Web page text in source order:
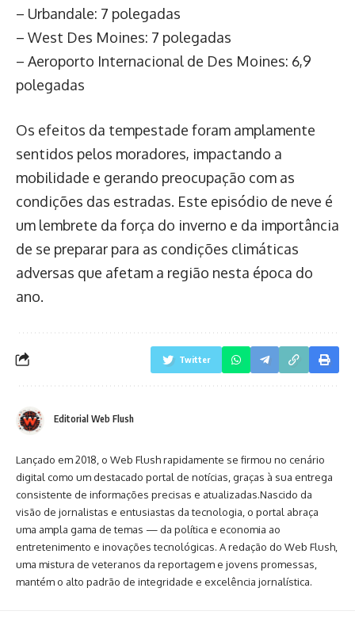
– Urbandale: 7 polegadas
– West Des Moines: 7 polegadas
– Aeroporto Internacional de Des Moines: 6,9
polegadas
Os efeitos da tempestade foram amplamente
sentidos pelos moradores, impactando a
mobilidade e gerando preocupação com as
condições das estradas. Este episódio de neve é
um lembrete da força do inverno e da importância
de se preparar para as condições climáticas
adversas que afetam a região nesta época do
ano.
Twitter
Editorial Web Flush
Lançado em 2018, o Web Flush rapidamente se firmou no cenário
digital como um destacado portal de notícias, graças à sua entrega
consistente de informações precisas e atualizadas.Nascido da
visão de jornalistas e entusiastas da tecnologia, o portal abraça
uma ampla gama de temas — da política e economia ao
entretenimento e inovações tecnológicas. A redação do Web Flush,
uma mistura de veteranos da reportagem e jovens promessas,
mantém o alto padrão de integridade e excelência jornalística.